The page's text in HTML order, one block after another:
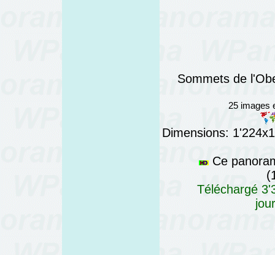
Sommets de
25 images
Dimensions:
Ce
Téléchargé